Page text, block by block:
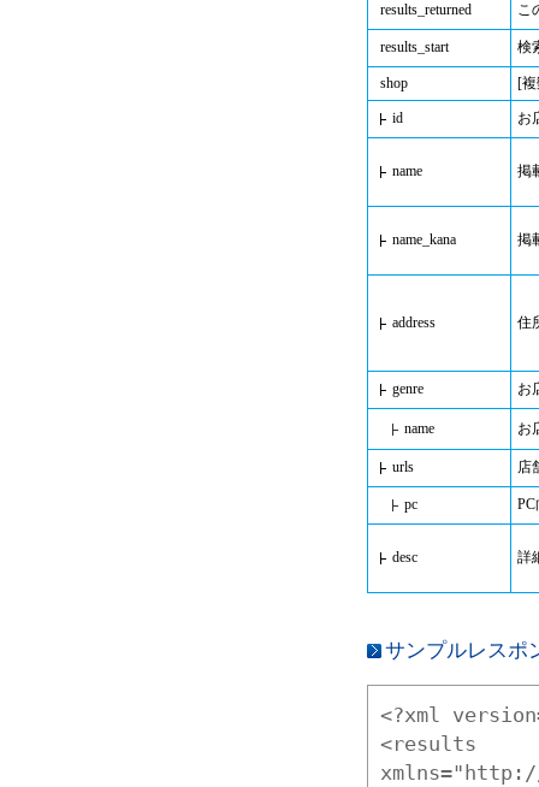
results_returned こ
results_start 検
shop [
id お
name 掲
name_kana 掲
address 住
genre お
name お
urls 店
pc
desc 詳
サンプルレスポ
<?xml
<results